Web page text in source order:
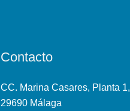
Contacto
CC. Marina Casares, Planta 1,
29690 Málaga